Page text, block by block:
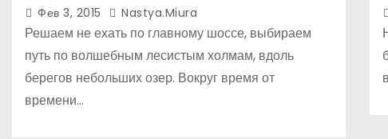
Фев 3, 2015 Nastya.miura
Решаем не ехать по главному шоссе, выбираем
путь по волшебным лесистым холмам, вдоль
берегов небольших озер. Вокруг время от
времени…